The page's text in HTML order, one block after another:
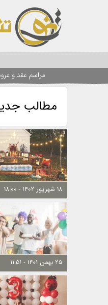
مراسم عقد و
مطالب
۱۸ شهریور ۱۴۰۲ - ۱۸:۰۰
۲۵ بهمن ۱۴۰۱ - ۱۱:۵۱